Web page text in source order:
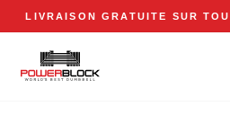
contenu
LIVRAISON GRATUITE SUR